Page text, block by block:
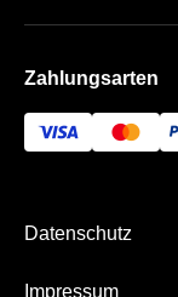
Zahlungsarten
Datenschutz
Impressum